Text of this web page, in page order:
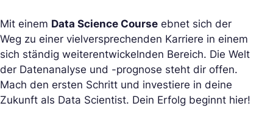
Mit einem Data Science Course ebnet sich der
Weg zu einer vielversprechenden Karriere in einem
sich ständig weiterentwickelnden Bereich. Die Welt
der Datenanalyse und -prognose steht dir offen.
Mach den ersten Schritt und investiere in deine
Zukunft als Data Scientist. Dein Erfolg beginnt hier!